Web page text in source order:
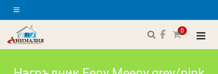
0